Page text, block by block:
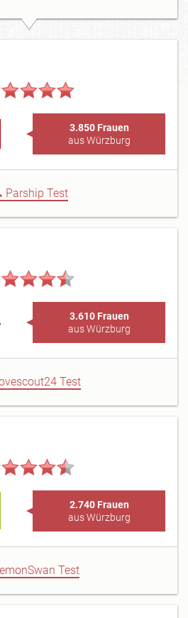
3.850 Frauen
aus Würzburg
Parship Test
3.610 Frauen
aus Würzburg
Test
2.740 Frauen
aus Würzburg
Test